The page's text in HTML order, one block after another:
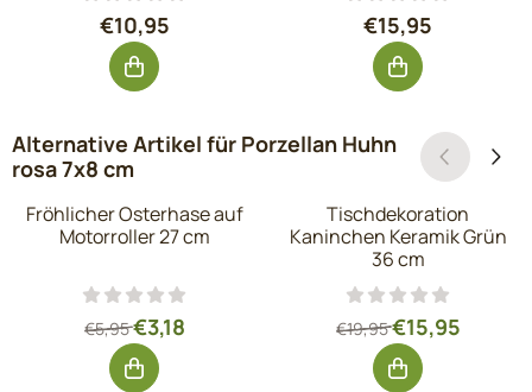
Preis: 10,95, ohne MwSt.: 9,05
€10,95 Preis: 15,95,
€15,95
Alternative Artikel für Porzellan Huhn
rosa 7x8 cm
Fröhlicher Osterhase auf
Motorroller 27 cm
Von 5,95 für 3,18, ohne MwSt.: 2,63
€5,95€3,18
Tischdekoration
Kaninchen Keramik Grün
36 cm
Von 19,95 für
€19,95€15,95